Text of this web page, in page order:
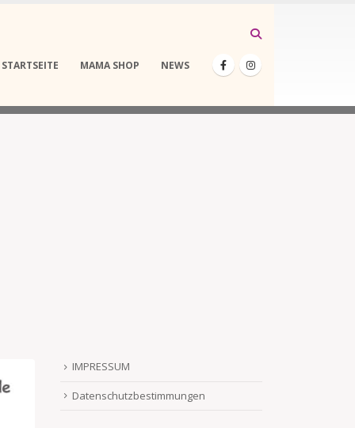
STARTSEITE MAMA SHOP NEWS
IMPRESSUM
Datenschutzbestimmungen